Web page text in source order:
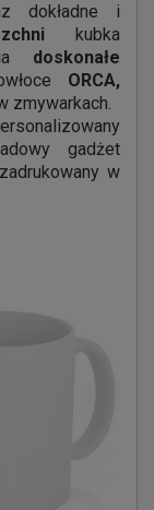
dokładne i
kubka
doskonałe
ORCA,
zmywarkach.
gadżet
w